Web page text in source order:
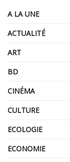
A LA UNE
ACTUALITÉ
ART
BD
CINÉMA
CULTURE
ECOLOGIE
ECONOMIE